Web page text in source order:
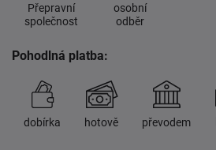
Přepravní
společnost
osobní
odběr
Pohodlná platba:
dobírka hotově převodem